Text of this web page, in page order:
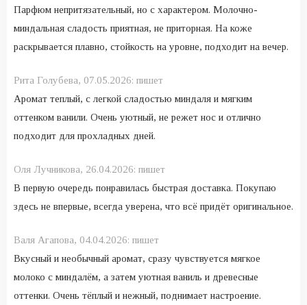
Парфюм непритязательный, но с характером. Молочно-
миндальная сладость приятная, не приторная. На коже
раскрывается плавно, стойкость на уровне, подходит на вечер.
Рита Голубева, 07.05.2026: пишет
Аромат теплый, с легкой сладостью миндаля и мягким
оттенком ванили. Очень уютный, не режет нос и отлично
подходит для прохладных дней.
Оля Лучникова, 26.04.2026: пишет
В первую очередь понравилась быстрая доставка. Покупаю
здесь не впервые, всегда уверена, что всё придёт оригинальное.
Валя Агапова, 04.04.2026: пишет
Вкусный и необычный аромат, сразу чувствуется мягкое
молоко с миндалём, а затем уютная ваниль и древесные
оттенки. Очень тёплый и нежный, поднимает настроение.